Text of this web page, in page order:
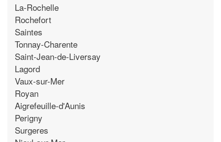
La-Rochelle
Rochefort
Saintes
Tonnay-Charente
Saint-Jean-de-Liversay
Lagord
Vaux-sur-Mer
Royan
Aigrefeuille-d'Aunis
Perigny
Surgeres